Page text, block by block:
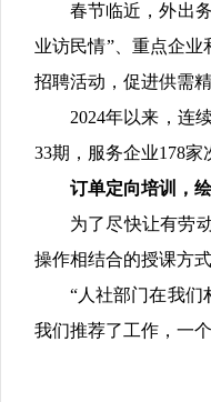
春节临近，外出
业访民情”、重点企
招聘活动，促进供需精
2024年以来，连
33期，服务企业178
订单定向培训，
为了尽快让有劳
操作相结合的授课方
“人社部门在我们
我们推荐了工作，一